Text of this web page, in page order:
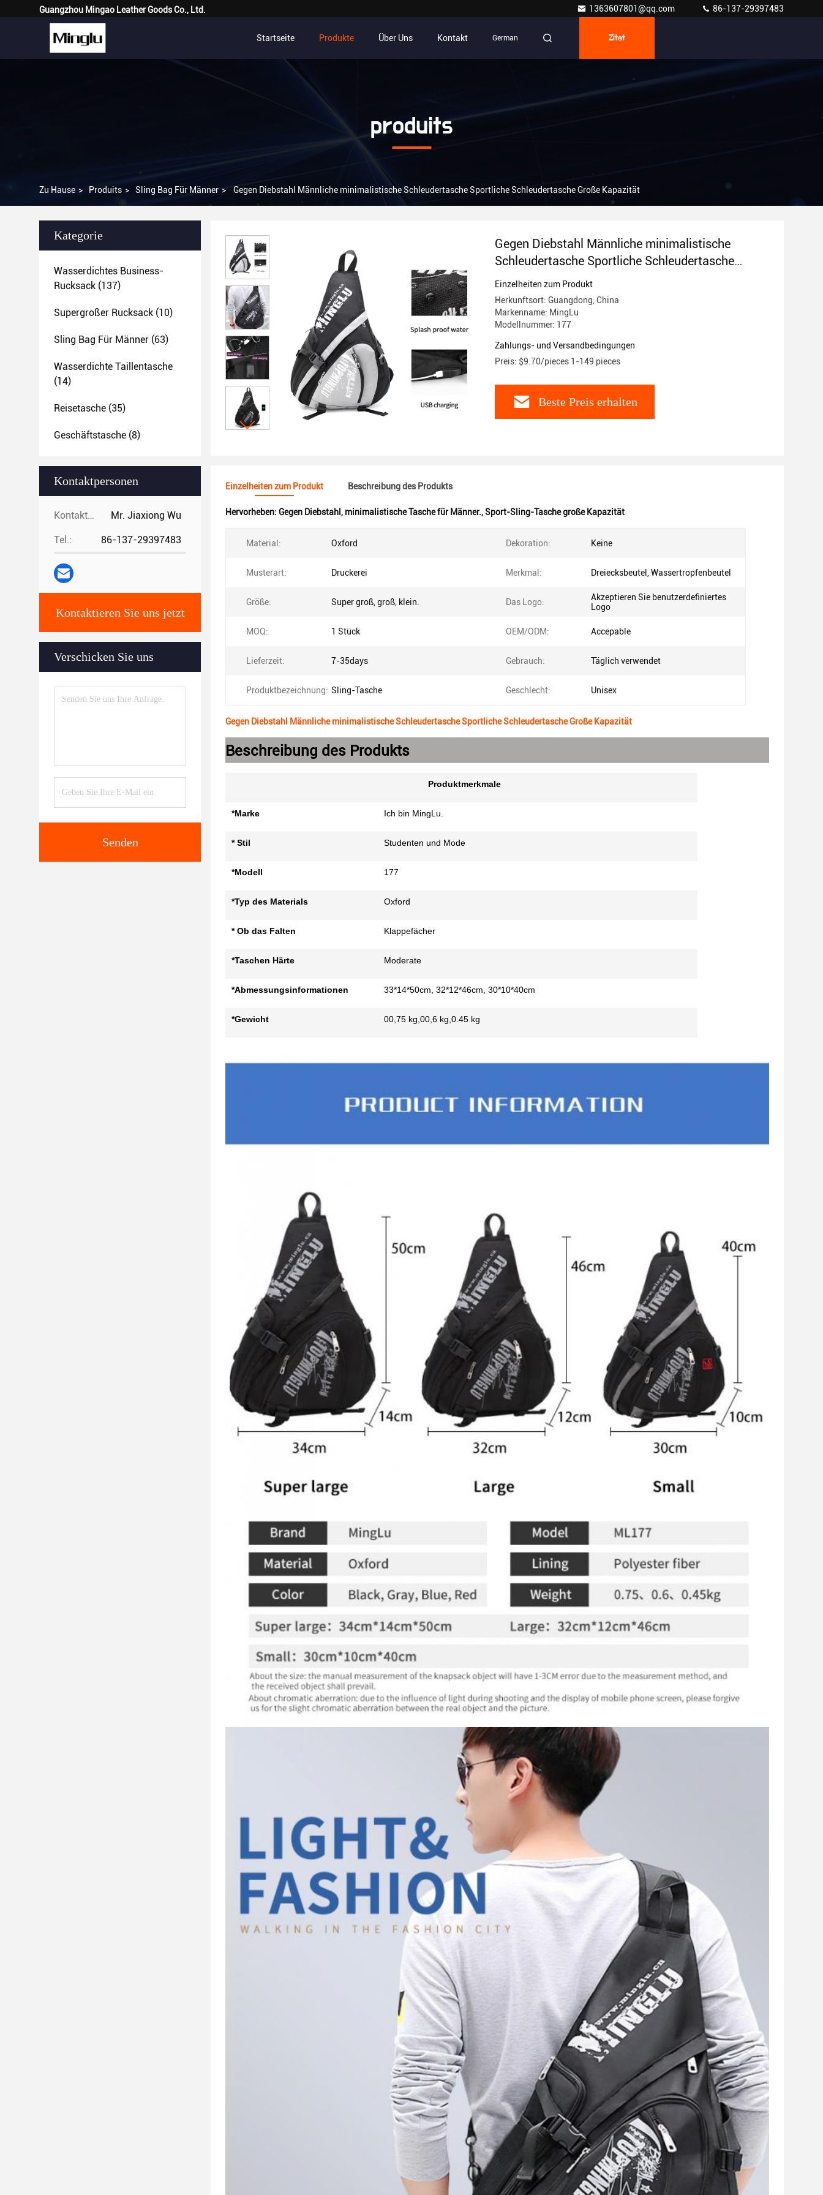
Guangzhou Mingao Leather Goods Co., Ltd. 1363607801@qq.com 86-137-29397483
Startseite Produkte Über Uns Kontakt German Zitat
produits
Zu Hause > Produits > Sling Bag Für Männer > Gegen Diebstahl Männliche minimalistische Schleudertasche Sportliche Schleudertasche Große Kapazität
Kategorie
Wasserdichtes Business-
Rucksack (137)
Supergroßer Rucksack (10)
Sling Bag Für Männer (63)
Wasserdichte Taillentasche
(14)
Reisetasche (35)
Geschäftstasche (8)
Kontaktpersonen
Kontaktpersonen: Mr. Jiaxiong Wu
Tel.: 86-137-29397483
Kontaktieren Sie uns jetzt
Verschicken Sie uns
Senden
Gegen Diebstahl Männliche minimalistische
Schleudertasche Sportliche Schleudertasche
Große Kapazität
Einzelheiten zum Produkt
Herkunftsort: Guangdong, China
Markenname: MingLu
Modellnummer: 177
Zahlungs- und Versandbedingungen
Preis: $9.70/pieces 1-149 pieces
Beste Preis erhalten
Einzelheiten zum Produkt Beschreibung des Produkts
Hervorheben: Gegen Diebstahl , minimalistische Tasche für Männer.,Sport-Sling-Tasche große Kapazität
Material: Oxford Dekoration: Keine
Musterart: Druckerei Merkmal: Dreiecksbeutel, Wassertropfenbeutel
Größe: Super groß, groß, klein. Das Logo:
Akzeptieren Sie benutzerdefiniertes
Logo
MOQ: 1 Stück OEM/ODM: Accepable
Lieferzeit: 7-35days Gebrauch: Täglich verwendet
Produktbezeichnung: Sling-Tasche Geschlecht: Unisex
Gegen Diebstahl Männliche minimalistische Schleudertasche Sportliche Schleudertasche Große Kapazität
Beschreibung des Produkts
Produktmerkmale
*Marke Ich bin MingLu.
* Stil Studenten und Mode
*Modell 177
*Typ des Materials Oxford
* Ob das Falten Klappefächer
*Taschen Härte Moderate
*Abmessungsinformationen 33*14*50cm, 32*12*46cm, 30*10*40cm
*Gewicht 00,75 kg,00,6 kg,0.45 kg